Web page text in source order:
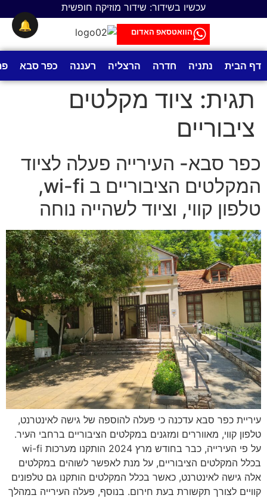
עכשיו בשידור: שידור מוזיקה חופשית
הוואטסאפ האדום
דף הבית נתניה חדרה הרצליה רעננה כפר סבא
תגית: ציוד מקלטים
ציבוריים
כפר סבא- העירייה פעלה לציוד
המקלטים הציבוריים ב wi-fi,
טלפון קווי, וציוד לשהייה נוחה
עיריית כפר סבא עדכנה כי פעלה להוספה של גישה לאינטרנט,
טלפון קווי, מאווררים ומזגנים במקלטים הציבוריים ברחבי העיר.
על פי העירייה, כבר בחודש מרץ 2024 הותקנו מערכות wi-fi
בכלל המקלטים הציבוריים, על מנת לאפשר לשוהים במקלטים
אלה גישה לאינטרנט, כאשר בכלל המקלטים הותקנו גם טלפונים
קוויים לצורך תקשורת בעת חירום. בנוסף, פעלה העירייה במהלך
🔔